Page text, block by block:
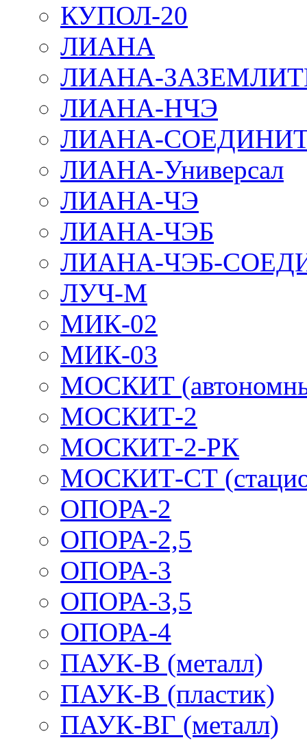
КУПОЛ-20
ЛИАНА
ЛИАНА-
ЛИАНА-НЧЭ
ЛИАНА-
ЛИАНА-Универсал
ЛИАНА-ЧЭ
ЛИАНА-ЧЭБ
ЛИАНА-ЧЭБ-
ЛУЧ-М
МИК-02
МИК-03
МОСКИТ
МОСКИТ-2
МОСКИТ-2-РК
МОСКИТ-СТ
ОПОРА-2
ОПОРА-2,5
ОПОРА-3
ОПОРА-3,5
ОПОРА-4
ПАУК-В (металл)
ПАУК-В (пластик)
ПАУК-ВГ (металл)